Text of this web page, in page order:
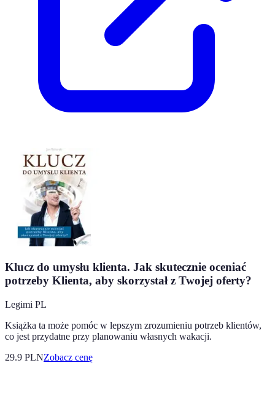
Klucz do umysłu klienta. Jak skutecznie oceniać
potrzeby Klienta, aby skorzystał z Twojej oferty?
Legimi PL
Książka ta może pomóc w lepszym zrozumieniu potrzeb klientów,
co jest przydatne przy planowaniu własnych wakacji.
29.9 PLNZobacz cenę